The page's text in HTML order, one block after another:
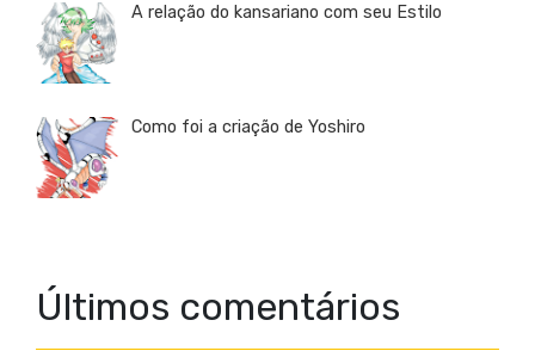
A relação do kansariano com seu Estilo
Como foi a criação de Yoshiro
Últimos comentários